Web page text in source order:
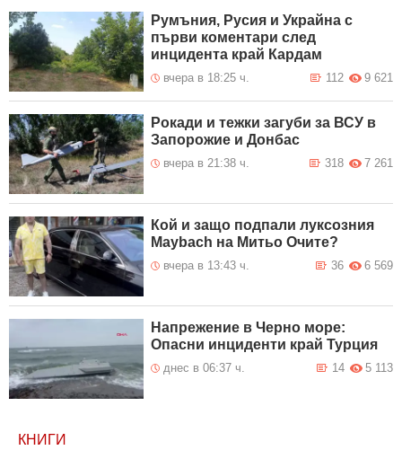
Румъния, Русия и Украйна с
първи коментари след
инцидента край Кардам
вчера в 18:25 ч. 9 621
112
Рокади и тежки загуби за ВСУ в
Запорожие и Донбас
вчера в 21:38 ч. 7 261
318
Кой и защо подпали луксозния
Maybach на Митьо Очите?
вчера в 13:43 ч. 6 569
36
Напрежение в Черно море:
Опасни инциденти край Турция
днес в 06:37 ч. 5 113
14
КНИГИ